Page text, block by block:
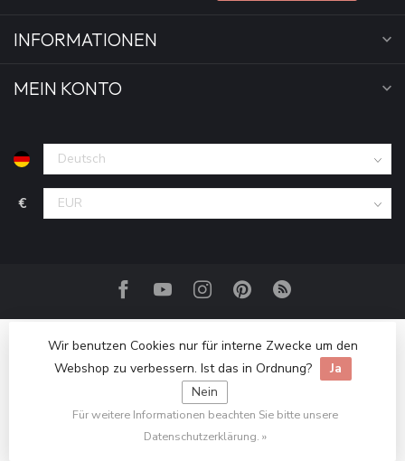
INFORMATIONEN
MEIN KONTO
€
© Copyright 2026 Haakpret / Häkelfreude
Wir benutzen Cookies nur für interne Zwecke um den
Webshop zu verbessern. Ist das in Ordnung?
Ja
Nein
Für weitere Informationen beachten Sie bitte unsere
Datenschutzerklärung. »